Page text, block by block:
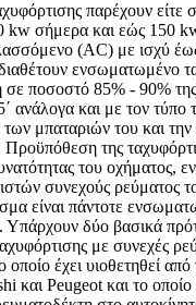
παρέχουν είτε
kw σήμερα και εώς 150
(AC) με ισχύ
ενσωματωμένο
σε ποσοστό 85% - 90% της
ανάλογα και με τον τύπο
των μπαταριών του και την
της
του οχήματος,
συνεχούς ρεύματος
είναι πάντοτε
Υπάρχουν δύο βασικά
με συνεχές
έχει υιοθετηθεί
και Peugeot και το οποίο